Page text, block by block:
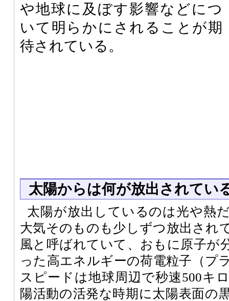
や地球に及ぼす影響などにつ
いて明らかにされることが期
待されている。
太陽からは何が放出されてい
太陽が放出しているのは光や熱
大気そのものも少しずつ放出され
風と呼ばれていて、おもに原子が
った高エネルギーの荷電粒子（プ
スピードは地球周辺で秒速500キ
陽活動の活発な時期に太陽表面の